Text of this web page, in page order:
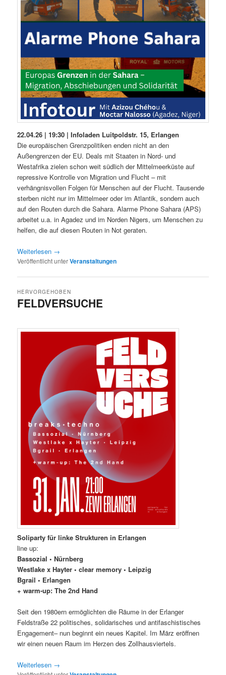
22.04.26 | 19:30 | Infoladen Luitpoldstr. 15, Erlangen
Die europäischen Grenzpolitiken enden nicht an den
Außengrenzen der EU. Deals mit Staaten in Nord- und
Westafrika zielen schon weit südlich der Mittelmeerküste auf
repressive Kontrolle von Migration und Flucht – mit
verhängnisvollen Folgen für Menschen auf der Flucht. Tausende
sterben nicht nur im Mittelmeer oder im Atlantik, sondern auch
auf den Routen durch die Sahara. Alarme Phone Sahara (APS)
arbeitet u.a. in Agadez und im Norden Nigers, um Menschen zu
helfen, die auf diesen Routen in Not geraten.
Weiterlesen →
Veröffentlicht unterVeranstaltungen
FELDVERSUCHE
HERVORGEHOBEN
Soliparty für linke Strukturen in Erlangen
line up:
Bassozial • Nürnberg
Westlake x Hayter • clear memory • Leipzig
Bgrail • Erlangen
+ warm-up: The 2nd Hand
Seit den 1980ern ermöglichten die Räume in der Erlanger
Feldstraße 22 politisches, solidarisches und antifaschistisches
Engagement– nun beginnt ein neues Kapitel. Im März eröffnen
wir einen neuen Raum im Herzen des Zollhausviertels.
Weiterlesen →